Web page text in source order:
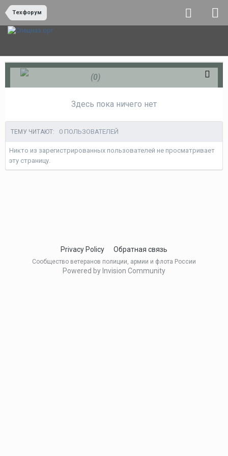
Техфорум
(0)
Здесь пока ничего нет
ТЕМУ ЧИТАЮТ: 0 ПОЛЬЗОВАТЕЛЕЙ
Никто из зарегистрированных пользователей не просматривает
эту страницу.
Privacy Policy Обратная связь
Сообщество ветеранов полиции, армии и флота России
Powered by Invision Community